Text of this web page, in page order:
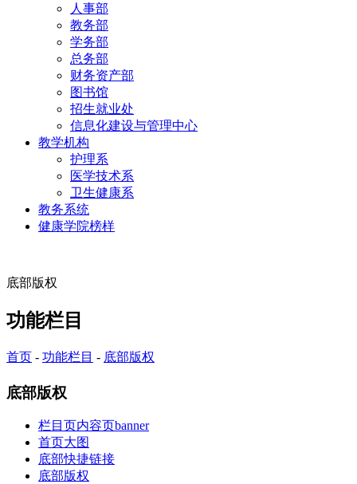
人事部
教务部
学务部
总务部
财务资产部
图书馆
招生就业处
信息化建设与管理中心
教学机构
护理系
医学技术系
卫生健康系
教务系统
健康学院榜样
底部版权
功能栏目
首页 - 功能栏目 - 底部版权
底部版权
栏目页内容页banner
首页大图
底部快捷链接
底部版权